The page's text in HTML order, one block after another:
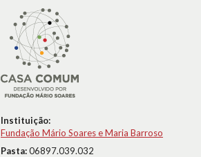
Instituição:
Fundação Mário Soares e Maria Barroso
Pasta:06897.039.032